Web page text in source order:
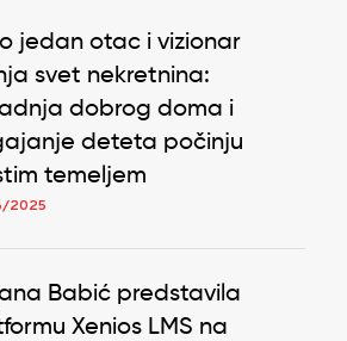
jedan otac i vizionar
svet nekretnina:
dobrog doma i
deteta počinju
temeljem
2025
Babić predstavila
Xenios LMS na